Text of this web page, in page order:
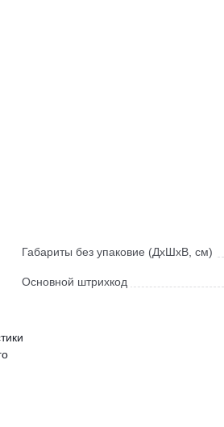
Габариты без упаковие (ДхШхВ, см)
Основной штрихкод